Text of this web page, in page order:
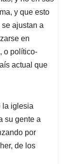
y que esto
ajustan a
en
o político-
actual que
la iglesia
su gente a
por
de los